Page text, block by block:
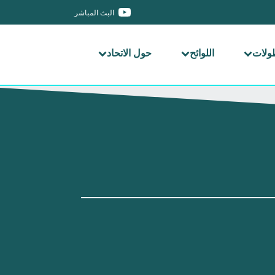
البث المباشر
اللوائح حول الاتحاد